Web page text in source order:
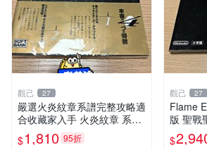
觀己 27
嚴選火炎紋章系譜完整攻略適
合收藏家入手 火炎紋章 系譜
攻略
$1,810 95折
觀己 27
Flame
版 聖戰
焰 國
$